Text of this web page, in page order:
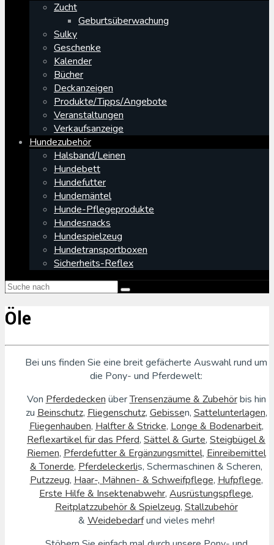
Zucht
Geburtsüberwachung
Sulky
Geschenke
Kalender
Bücher
Deckanzeigen
Produkte/Tipps/Angebote
Veranstaltungen
Verkaufsanzeige
Hundezubehör
Halsband/Leinen
Hundebett
Hundefutter
Hundemäntel
Hunde-Pflegeprodukte
Hundesnacks
Hundespielzeug
Hundetransportboxen
Sicherheits-Reflex
Öle
Bei uns finden Sie eine breit gefächerte Auswahl rund um
die Pony- und Pferdewelt:
Von Pferdedecken überTrensenzäume & Zubehörbis hin
zu Beinschutz, Fliegenschutz, Gebissen, Sattelunterlagen,
Fliegenhauben, Halfter & Stricke, Longe & Bodenarbeit,
Reflexartikel für das Pferd, Sättel & Gurte, Steigbügel &
Riemen, Pferdefutter & Ergänzungsmittel, Einreibemittel
& Tonerde, Pferdeleckerlis, Schermaschinen & Scheren,
Putzzeug, Haar-, Mähnen- & Schweifpflege, Hufpflege,
Erste Hilfe & Insektenabwehr, Ausrüstungspflege,
Reitplatzzubehör & Spielzeug, Stallzubehör
& Weidebedarfund vieles mehr!